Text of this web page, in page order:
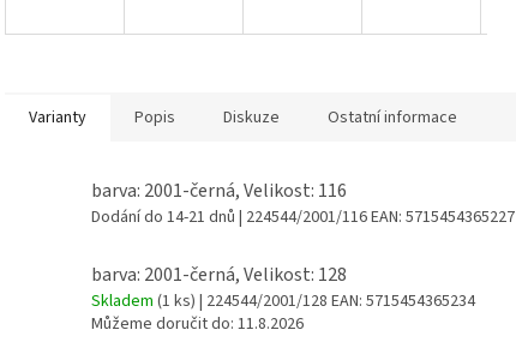
Varianty Popis Diskuze Ostatní informace
barva: 2001-černá, Velikost: 116
Dodání do 14-21 dnů | 224544/2001/116EAN: 5715454365227
barva: 2001-černá, Velikost: 128
Skladem (1 ks) | 224544/2001/128 EAN: 5715454365234
Můžeme doručit do: 11.8.2026